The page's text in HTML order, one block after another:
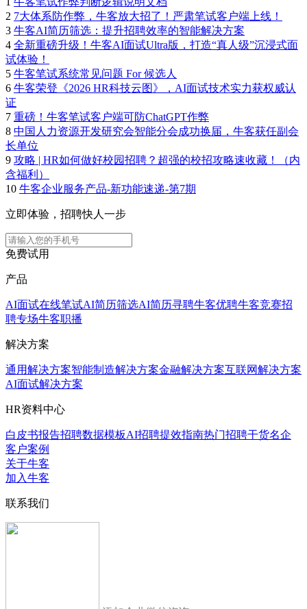
2 7大体系防作弊，牛客放大招了！严肃笔试客户端上线！
3 牛客AI简历筛选：提升招聘效率的智能解决方案
4 全新重磅升级！牛客AI面试Ultra版，打造“真人级”沉浸式面
试体验！
5 牛客笔试系统常见问题 For 候选人
6 牛客荣登《2026 HR科技云图》，AI面试技术实力获权威认
证
7 重磅！牛客笔试客户端可防ChatGPT作弊
8 中国人力资源开发研究会智能分会成功换届，牛客获任副会
长单位
9 攻略 | HR如何做好校园招聘？超强的校招攻略速收藏！（内
含福利）
10 牛客企业服务产品-新功能速递-第7期
立即体验，招聘快人一步
免费试用
产品
AI面试在线笔试AI简历筛选AI简历寻聘牛客优聘牛客竞赛招
聘专场牛客职播
解决方案
通用解决方案智能制造解决方案金融解决方案互联网解决方案
AI面试解决方案
HR资料中心
白皮书报告招聘数据模板AI招聘提效指南热门招聘干货名企
客户案例
关于牛客
加入牛客
联系我们